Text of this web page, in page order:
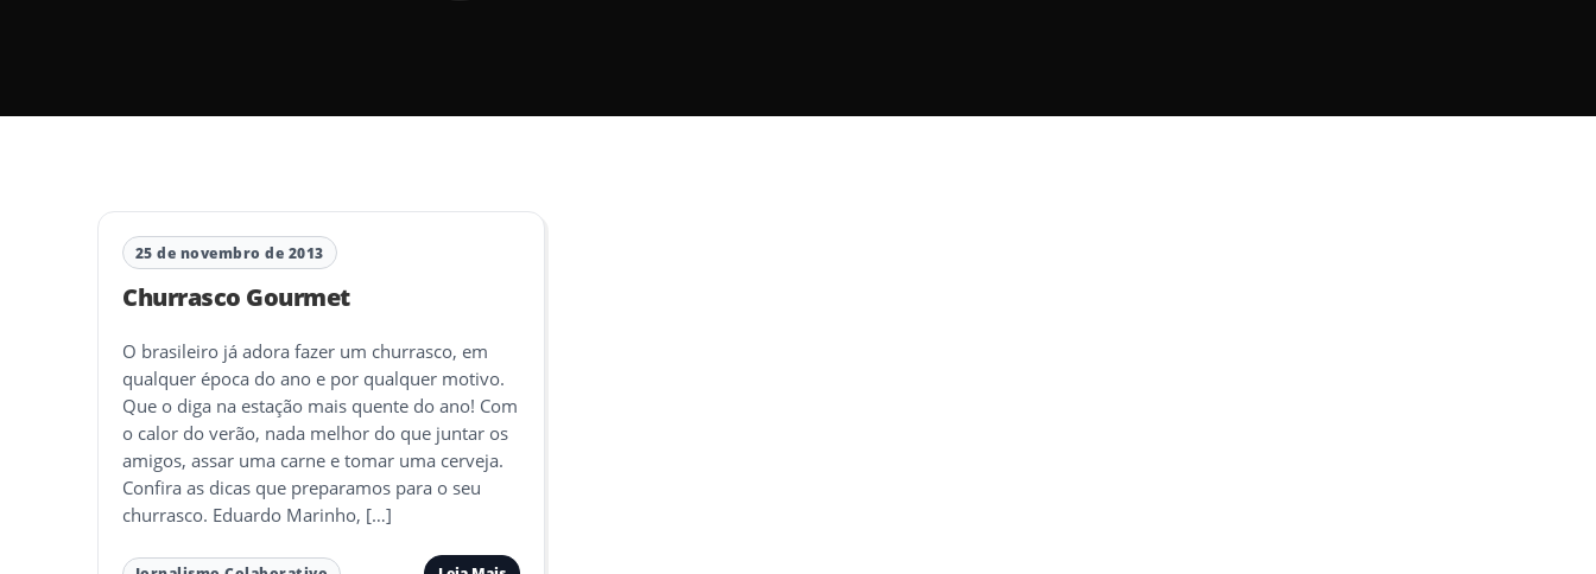
25 de novembro de 2013
Churrasco Gourmet
O brasileiro já adora fazer um churrasco, em
qualquer época do ano e por qualquer motivo.
Que o diga na estação mais quente do ano! Com
o calor do verão, nada melhor do que juntar os
amigos, assar uma carne e tomar uma cerveja.
Confira as dicas que preparamos para o seu
churrasco. Eduardo Marinho, […]